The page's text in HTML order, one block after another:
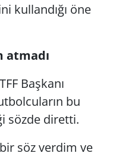
kullandığı öne
atmadı
Başkanı
bu
sözde diretti.
söz verdim ve